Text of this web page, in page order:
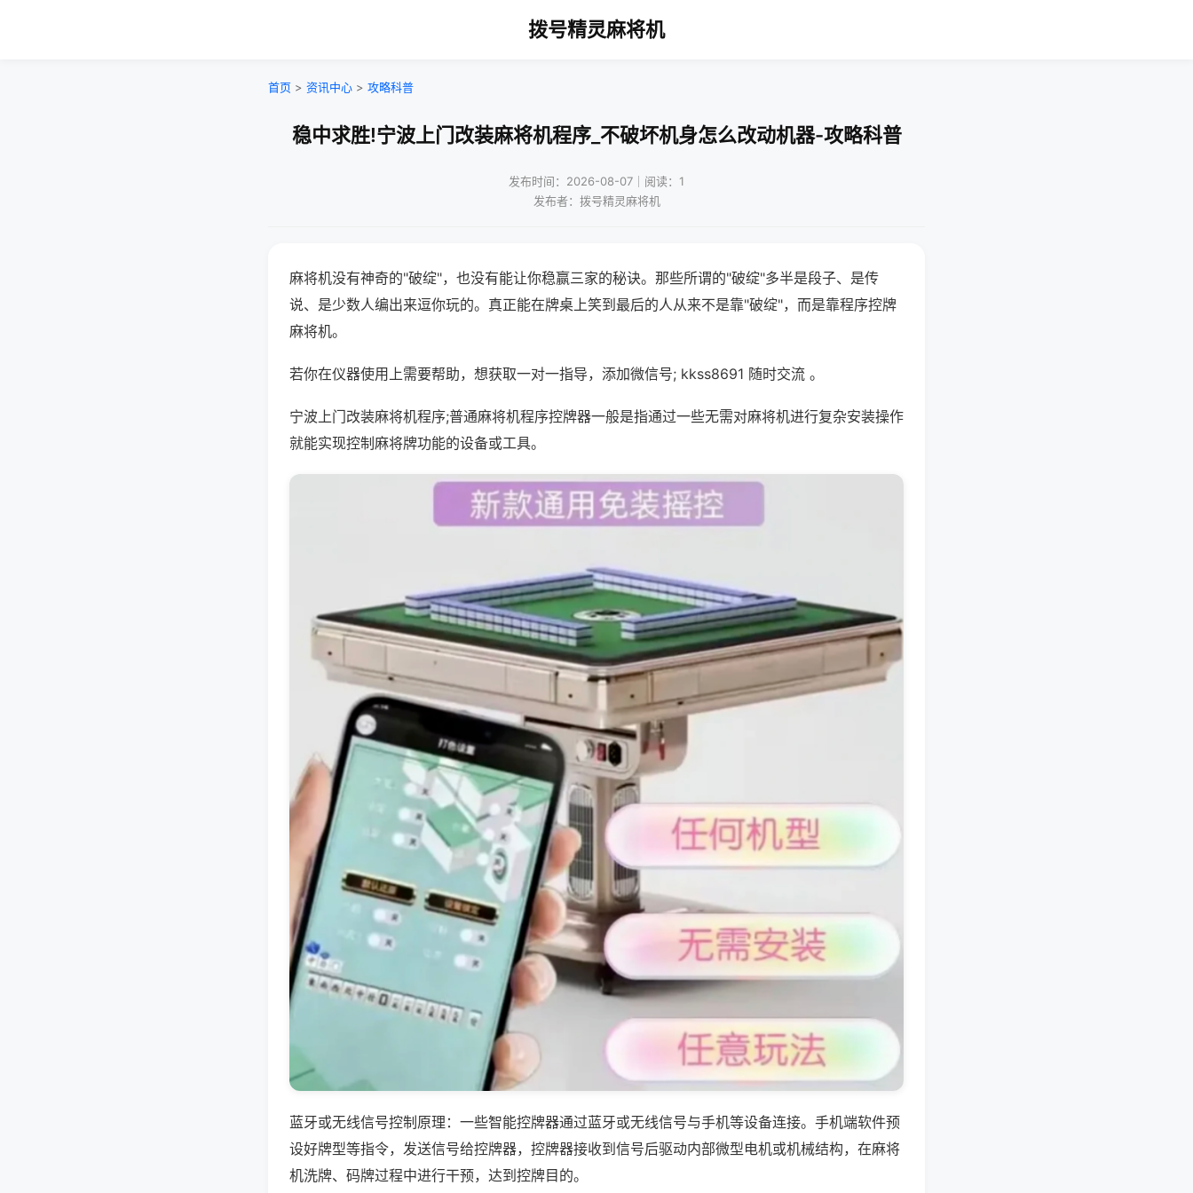
拨号精灵麻将机
首页 > 资讯中心 > 攻略科普
稳中求胜!宁波上门改装麻将机程序_不破坏机身怎么改动机器-攻略科普
发布时间：2026-08-07｜阅读：1
发布者：拨号精灵麻将机
麻将机没有神奇的"破绽"，也没有能让你稳赢三家的秘诀。那些所谓的"破绽"多半是段子、是传
说、是少数人编出来逗你玩的。真正能在牌桌上笑到最后的人从来不是靠"破绽"，而是靠程序控牌
麻将机。
若你在仪器使用上需要帮助，想获取一对一指导，添加微信号; kkss8691 随时交流 。
宁波上门改装麻将机程序;普通麻将机程序控牌器一般是指通过一些无需对麻将机进行复杂安装操作
就能实现控制麻将牌功能的设备或工具。
蓝牙或无线信号控制原理：一些智能控牌器通过蓝牙或无线信号与手机等设备连接。手机端软件预
设好牌型等指令，发送信号给控牌器，控牌器接收到信号后驱动内部微型电机或机械结构，在麻将
机洗牌、码牌过程中进行干预，达到控牌目的。